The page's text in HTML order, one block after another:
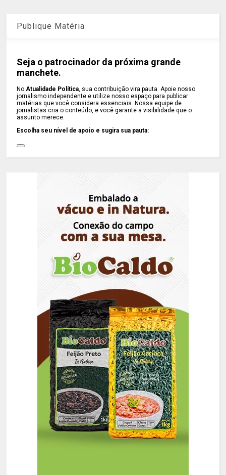
Publique Matéria
Seja o patrocinador da próxima grande
manchete.
NoAtualidade Política, sua contribuição vira pauta. Apoie nosso
jornalismo independente e utilize nosso espaço para publicar
matérias que você considera essenciais. Nossa equipe de
jornalistas cria o conteúdo, e você garante a visibilidade que o
assunto merece.
Escolha seu nível de apoio e sugira sua pauta: